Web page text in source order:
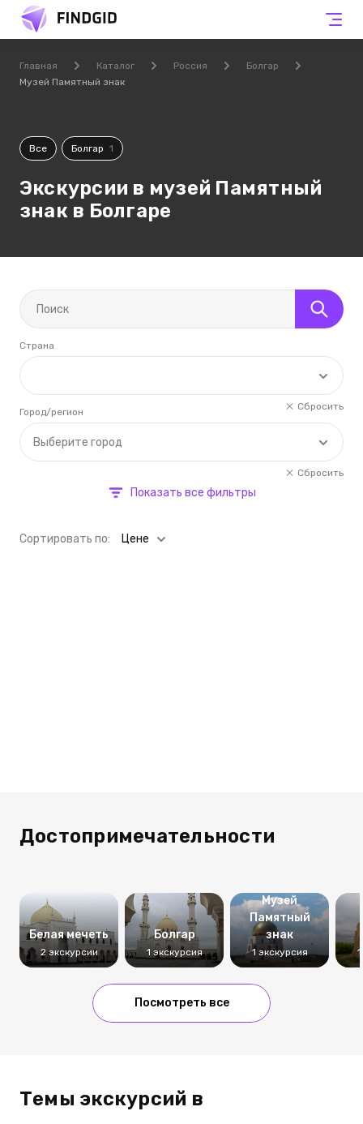
Главная Каталог Россия
Болгар
Музей Памятный знак
Все Болгар 1
Экскурсии в музей Памятный
знак в Болгаре
Страна
Сбросить
Выберите город
Город/регион
Сбросить
Показать все фильтры
Cортировать по: Цене
Достопримечательности
Белая мечеть
2 экскурсии
Болгар
1 экскурсия
Музей
Памятный
знак
1 экскурсия
Посмотреть все
Темы экскурсий в